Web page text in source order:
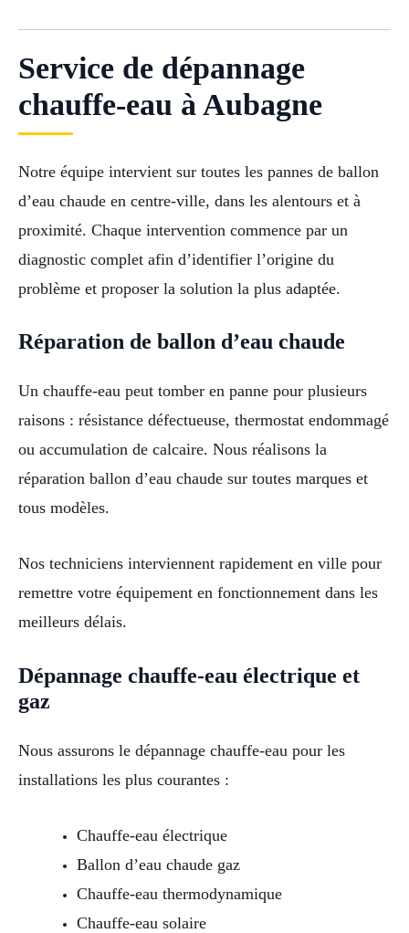
Service de dépannage
chauffe-eau à Aubagne
Notre équipe intervient sur toutes les pannes de ballon
d’eau chaude en centre-ville, dans les alentours et à
proximité. Chaque intervention commence par un
diagnostic complet afin d’identifier l’origine du
problème et proposer la solution la plus adaptée.
Réparation de ballon d’eau chaude
Un chauffe-eau peut tomber en panne pour plusieurs
raisons : résistance défectueuse, thermostat endommagé
ou accumulation de calcaire. Nous réalisons la
réparation ballon d’eau chaude sur toutes marques et
tous modèles.
Nos techniciens interviennent rapidement en ville pour
remettre votre équipement en fonctionnement dans les
meilleurs délais.
Dépannage chauffe-eau électrique et
gaz
Nous assurons le dépannage chauffe-eau pour les
installations les plus courantes :
Chauffe-eau électrique
Ballon d’eau chaude gaz
Chauffe-eau thermodynamique
Chauffe-eau solaire